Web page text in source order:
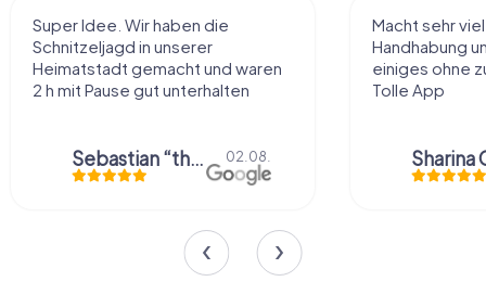
Macht sehr viel Spaß, einfache
Handhabung und Rätsel, man sieht
einiges ohne zu viel zu laufen!
Tolle App
Sharina Gühr 01.08.
Sehr schöne
diese Art
nach eigenem
Belieben